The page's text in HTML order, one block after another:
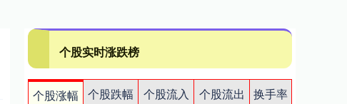
个股实时涨跌榜
个股涨幅 个股跌幅 个股流入 个股流出
换手率